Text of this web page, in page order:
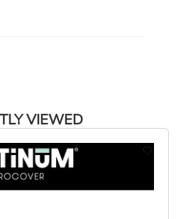
VIEWED